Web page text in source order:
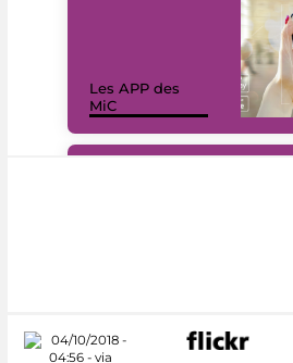
Les APP des
MiC